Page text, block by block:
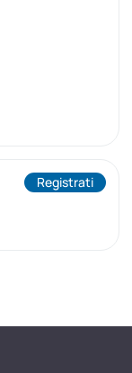
Registrati